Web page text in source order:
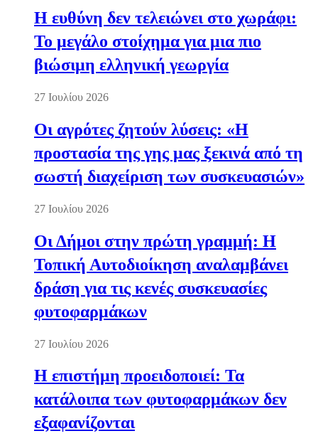
Η ευθύνη δεν τελειώνει στο χωράφι:
Το μεγάλο στοίχημα για μια πιο
βιώσιμη ελληνική γεωργία
27 Ιουλίου 2026
Οι αγρότες ζητούν λύσεις: «Η
προστασία της γης μας ξεκινά από τη
σωστή διαχείριση των συσκευασιών»
27 Ιουλίου 2026
Οι Δήμοι στην πρώτη γραμμή: Η
Τοπική Αυτοδιοίκηση αναλαμβάνει
δράση για τις κενές συσκευασίες
φυτοφαρμάκων
27 Ιουλίου 2026
Η επιστήμη προειδοποιεί: Τα
κατάλοιπα των φυτοφαρμάκων δεν
εξαφανίζονται